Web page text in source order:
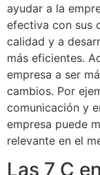
ayudar a la
efectiva con sus
calidad y a
más eficientes.
empresa a ser
cambios. Por
comunicación y
empresa puede
relevante en el
Las 7 C